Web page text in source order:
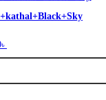
.
৳
price
2,290.00৳ .